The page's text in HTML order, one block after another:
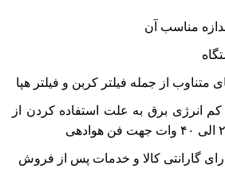
مناسب آن
متناوب از جمله فیلتر کربن و فیلتر هپا
انرژی برق به علت استفاده کردن از
گارانتی کالا و خدمات پس از فروش